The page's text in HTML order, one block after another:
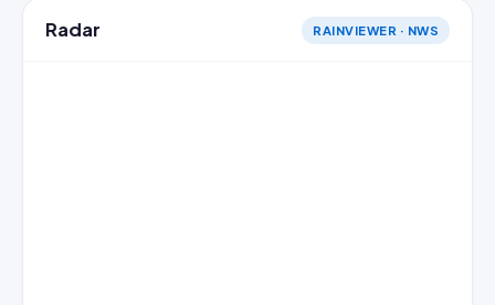
Radar RAINVIEWER · NWS